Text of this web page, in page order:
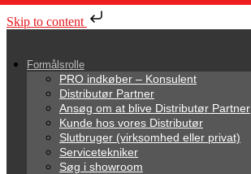
Skip to content
Formålsrolle
PRO indkøber – Konsulent
Distributør Partner
Ansøg om at blive Distributør Partner
Kunde hos vores Distributør
Slutbruger (virksomhed eller privat)
Servicetekniker
Søg i showroom